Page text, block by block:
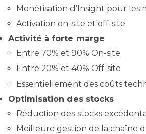
Monétisation d’Insight pour les
Activation on-site et off-site
Activité à forte marge
Entre 70% et 90% On-site
Entre 20% et 40% Off-site
Essentiellement des coûts
Optimisation des stocks
Réduction des stocks
Meilleure gestion de la chaîne